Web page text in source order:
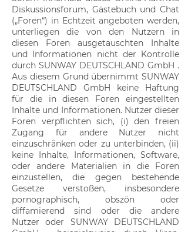
Diskussionsforum, Gästebuch und Chat
(„Foren“) in Echtzeit angeboten werden,
unterliegen die von den Nutzern in
diesen Foren ausgetauschten Inhalte
und Informationen nicht der Kontrolle
durch SUNWAY DEUTSCHLAND GmbH .
Aus diesem Grund übernimmt SUNWAY
DEUTSCHLAND GmbH keine Haftung
für die in diesen Foren eingestellten
Inhalte und Informationen. Nutzer dieser
Foren verpflichten sich, (i) den freien
Zugang für andere Nutzer nicht
einzuschränken oder zu unterbinden, (ii)
keine Inhalte, Informationen, Software,
oder andere Materialien in die Foren
einzustellen, die gegen bestehende
Gesetze verstoßen, insbesondere
pornographisch, obszön oder
diffamierend sind oder die andere
Nutzer oder SUNWAY DEUTSCHLAND